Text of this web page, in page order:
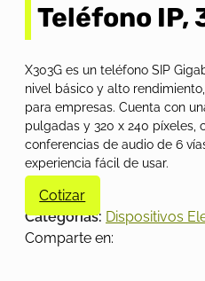
Teléfono IP,
X303G es un teléfono SIP
nivel básico y alto
para empresas. Cuenta con
pulgadas y 320 x 240 píxeles,
conferencias de audio de 6
experiencia fácil de usar.
Cotizar
Categorías: Dispositivos
Comparte en: